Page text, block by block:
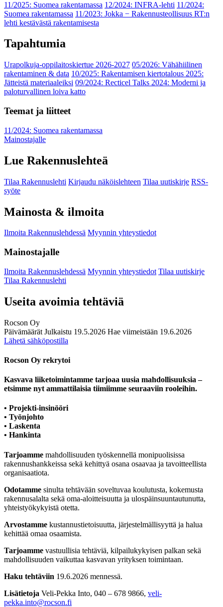
11/2025: Suomea rakentamassa 12/2024: INFRA-lehti 11/2024:
Suomea rakentamassa 11/2023: Jokka − Rakennusteollisuus RT:n
lehti kestävästä rakentamisesta
Tapahtumia
Urapolkuja-oppilaitoskiertue 2026-2027 05/2026: Vähähiilinen
rakentaminen & data 10/2025: Rakentamisen kiertotalous 2025:
Jätteistä materiaaleiksi 09/2024: Recticel Talks 2024: Moderni ja
paloturvallinen loiva katto
Teemat ja liitteet
11/2024: Suomea rakentamassa
Mainostajalle
Lue Rakennuslehteä
Tilaa Rakennuslehti Kirjaudu näköislehteen Tilaa uutiskirje RSS-
syöte
Mainosta & ilmoita
Ilmoita Rakennuslehdessä Myynnin yhteystiedot
Mainostajalle
Ilmoita Rakennuslehdessä Myynnin yhteystiedot Tilaa uutiskirje
Tilaa Rakennuslehti
Useita avoimia tehtäviä
Rocson Oy
Päivämäärät Julkaistu 19.5.2026 Hae viimeistään 19.6.2026
Lähetä sähköpostilla
Rocson Oy rekrytoi
Kasvava liiketoimintamme tarjoaa uusia mahdollisuuksia–
etsimme nyt ammattilaisia tiimiimme seuraaviin rooleihin.
• Projekti-insinööri
• Työnjohto
• Laskenta
• Hankinta
Tarjoamme mahdollisuuden työskennellä monipuolisissa
rakennushankkeissa sekä kehittyä osana osaavaa ja tavoitteellista
organisaatiota.
Odotamme sinulta tehtävään soveltuvaa koulutusta, kokemusta
rakennusalalta sekä oma-aloitteisuutta ja ulospäinsuuntautunutta,
yhteistyökykyistä otetta.
Arvostamme kustannustietoisuutta, järjestelmällisyyttä ja halua
kehittää omaa osaamista.
Tarjoamme vastuullisia tehtäviä, kilpailukykyisen palkan sekä
mahdollisuuden vaikuttaa kasvavan yrityksen toimintaan.
Haku tehtäviin 19.6.2026 mennessä.
Lisätietoja Veli-Pekka Into, 040 – 678 9866, veli-
pekka.into@rocson.fi